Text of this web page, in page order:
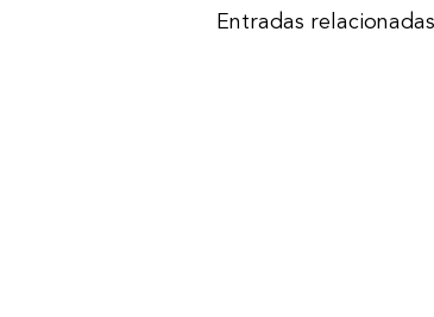
Entradas relacionadas